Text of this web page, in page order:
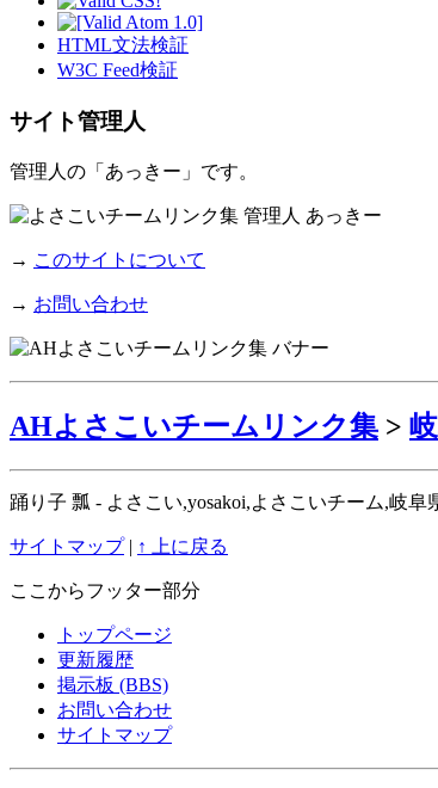
HTML文法検証
W3C Feed検証
サイト管理人
管理人の「あっきー」です。
→ このサイトについて
→ お問い合わせ
AHよさこいチームリンク集 >
踊り子 瓢 - よさこい,yosakoi,よさこいチーム,岐
サイトマップ| ↑ 上に戻る
ここからフッター部分
トップページ
更新履歴
掲示板 (BBS)
お問い合わせ
サイトマップ